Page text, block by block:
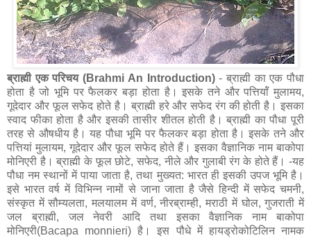
ब्राह्मी एक परिचय (Brahmi An Introduction)- ब्राह्मी का एक पौधा
होता है जो भूमि पर फैलकर बड़ा होता है। इसके तने और पत्तियॉं मुलामय,
गूदेदार और फूल सफेद होते है। ब्राह्मी हरे और सफेद रंग की होती है। इसका
स्वाद फीका होता है और इसकी तासीर शीतल होती है। ब्राह्मी का पौधा पूरी
तरह से औषधीय है। यह पौधा भूमि पर फैलकर बड़ा होता है। इसके तने और
पत्तियां मुलायम, गूदेदार और फूल सफेद होते हैं। इसका वैज्ञानिक नाम बाकोपा
मोनिएरी है। ब्राह्मी के फूल छोटे, सफेद, नीले और गुलाबी रंग के होते हैं। -यह
पौधा नम स्‍थानों में पाया जाता है, तथा मुख्‍यत: भारत ही इसकी उपज भूमि है।
इसे भारत वर्ष में विभिन्‍न नामों से जाना जाता है जैसे हिन्‍दी में सफेद चमनी,
संस्‍कृत में सौम्‍यलता, मलयालम में वर्ण, नीरब्राम्‍ही, मराठी में घोल, गुजराती में
जल ब्राह्मी, जल नेवरी आद‍ि तथा इसका वैज्ञानिक नाम बाकोपा
मोनिएरी(Bacapa monnieri) है। इस पौधे में हायड्रोकोटिलिन नामक